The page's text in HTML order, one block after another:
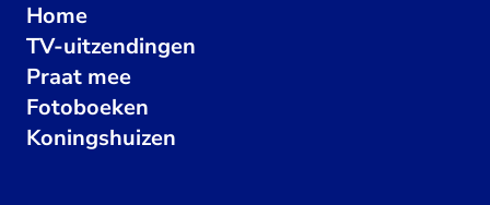
Home
TV-uitzendingen
Praat mee
Fotoboeken
Koningshuizen